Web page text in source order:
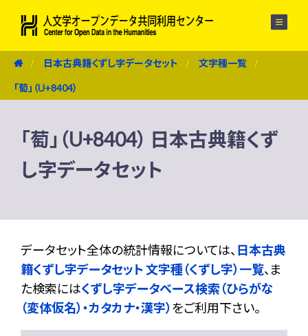
日本古典籍くずし字データセット 文字種一覧
「萄」（U+8404）
「萄」（U+8404） 日本古典籍くず
し字データセット
データセット全体の統計情報については、 日本古典
籍くずし字データセット 文字種（くずし字）一覧、ま
た検索にはくずし字データベース検索（ひらがな
（変体仮名）・カタカナ・漢字） をご利用下さい。